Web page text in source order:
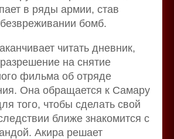
в ряды армии, став
бомб.
читать дневник,
на снятие
фильма об отряде
Она обращается к Самару
того, чтобы сделать свой
ближе знакомится с
Акира решает